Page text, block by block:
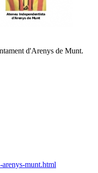
d'Arenys de Munt.
munt.html